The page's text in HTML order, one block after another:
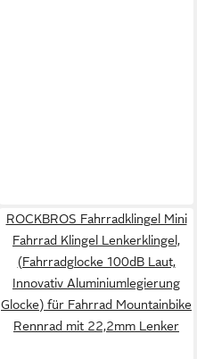
ROCKBROS Fahrradklingel Mini
Fahrrad Klingel Lenkerklingel,
(Fahrradglocke 100dB Laut,
Innovativ Aluminiumlegierung
Glocke) für Fahrrad Mountainbike
Rennrad mit 22,2mm Lenker